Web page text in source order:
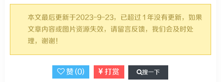
本文最后更新于2023-9-23，已超过 1 年没有更新，如果
文章内容或图片资源失效，请留言反馈，我们会及时处
理，谢谢！
赞 (0) 打赏 搜一下